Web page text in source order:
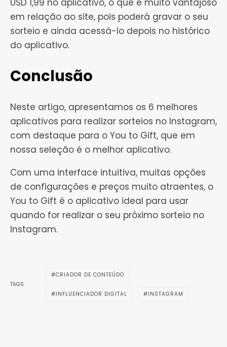
USD 1,99 no aplicativo, o que é muito vantajoso
em relação ao site, pois poderá gravar o seu
sorteio e ainda acessá-lo depois no histórico
do aplicativo.
Conclusão
Neste artigo, apresentamos os 6 melhores
aplicativos para realizar sorteios no Instagram,
com destaque para o You to Gift, que em
nossa seleção é o melhor aplicativo.
Com uma interface intuitiva, muitas opções
de configurações e preços muito atraentes, o
You to Gift é o aplicativo ideal para usar
quando for realizar o seu próximo sorteio no
Instagram.
TAGS
CRIADOR DE CONTEÚDO
INFLUENCIADOR DIGITAL INSTAGRAM